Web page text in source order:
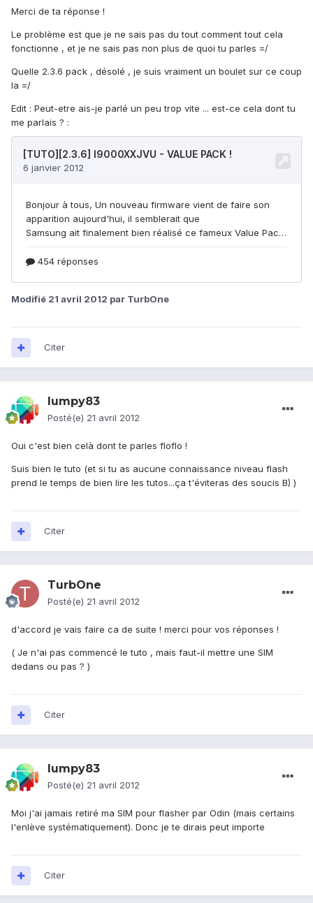
Merci de ta réponse !
Le problème est que je ne sais pas du tout comment tout cela
fonctionne , et je ne sais pas non plus de quoi tu parles =/
Quelle 2.3.6 pack , désolé , je suis vraiment un boulet sur ce coup
la =/
Edit : Peut-etre ais-je parlé un peu trop vite ... est-ce cela dont tu
me parlais ? :
Modifié 21 avril 2012 par TurbOne
Citer
lumpy83
Posté(e) 21 avril 2012
Oui c'est bien celà dont te parles floflo !
Suis bien le tuto (et si tu as aucune connaissance niveau flash
prend le temps de bien lire les tutos...ça t'éviteras des soucis B) )
Citer
TurbOne
Posté(e) 21 avril 2012
d'accord je vais faire ca de suite ! merci pour vos réponses !
( Je n'ai pas commencé le tuto , mais faut-il mettre une SIM
dedans ou pas ? )
Citer
lumpy83
Posté(e) 21 avril 2012
Moi j'ai jamais retiré ma SIM pour flasher par Odin (mais certains
l'enlève systématiquement). Donc je te dirais peut importe
Citer